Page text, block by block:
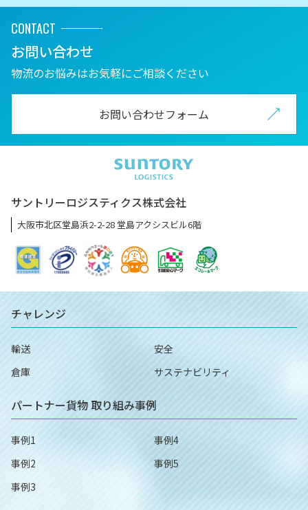
CONTACT
お問い合わせ
物流のお悩みはお気軽にご相談ください
お問い合わせフォーム
サントリーロジスティクス株式会社
大阪市北区堂島浜2-2-28 堂島アクシスビル6階
チャレンジ
輸送
倉庫
安全
サステナビリティ
パートナー貨物取り組み事例
事例1
事例2
事例3
事例4
事例5